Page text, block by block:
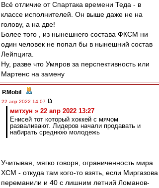
Всё отличие от Спартака времени Теда - в
классе исполнителей. Он выше даже не на
голову, а на две!
Более того , из нынешнего состава ФКСМ ни
один человек не попал бы в нынешний состав
Лейпцига.
Ну, разве что Умяров за перспективность или
Мартенс на замену
P.Mobil -
22 апр 2022 14:07
митхун » 22 апр 2022 13:27
Енисей тот который хоккей с мячом
разваливают. Лидеров начали продавать и
набирать среднюю молодежь
Учитывая, мягко говоря, ограниченность мира
ХСМ - откуда там кого-то взять, если Миргазова
переманили и 40 с лишним летний Ломанов-